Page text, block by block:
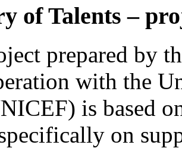
of Talents –
prepared by
with the
is based
on